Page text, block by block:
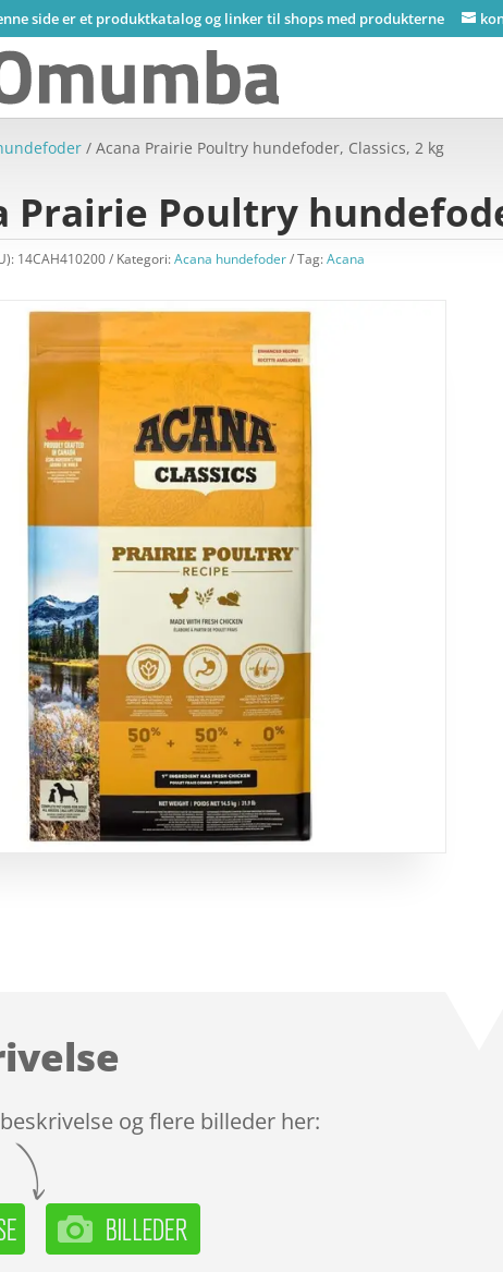
side er et produktkatalog og linker til shops med produkterne
/ Acana Prairie Poultry hundefoder, Classics, 2 kg
Prairie Poultry
14CAH410200 Kategori:Acana hundefoder Tag:Acana
og flere billeder her: